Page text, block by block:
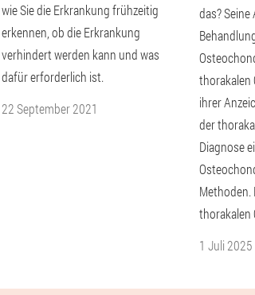
wie Sie die Erkrankung frühzeitig
erkennen, ob die Erkrankung
verhindert werden kann und was
dafür erforderlich ist.
22 September 2021
das?
thorakalen
ihrer
der
Diagnose
Methoden.
thorakalen
1 Juli 2025